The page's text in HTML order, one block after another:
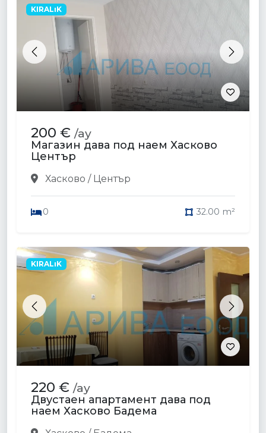
Previous Next
KIRALıK
200 € /ay
Магазин дава под наем Хасково
Център
Хасково / Център
0 32.00 m²
Previous Next
KIRALıK
220 € /ay
Двустаен апартамент дава под
наем Хасково Бадема